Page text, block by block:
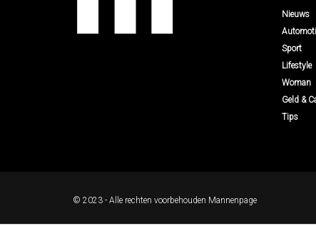
Nieuws
Sport
Lifestyle
Woman
Geld &
Tips
© 2023 - Alle rechten voorbehouden Mannenpage